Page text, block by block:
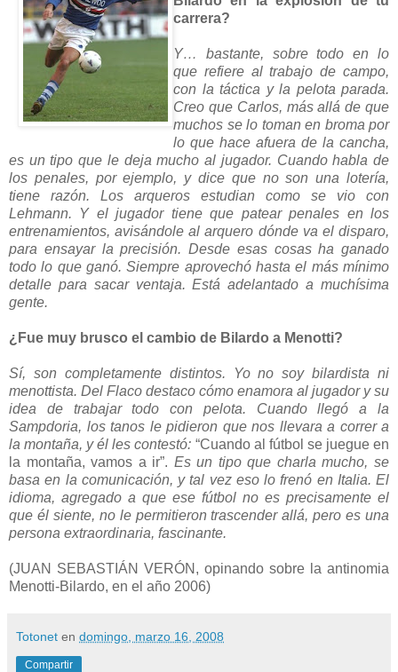
carrera?
Y… bastante, sobre todo en lo
que refiere al trabajo de campo,
con la táctica y la pelota parada.
Creo que Carlos, más allá de que
muchos se lo toman en broma por
lo que hace afuera de la cancha,
es un tipo que le deja mucho al jugador. Cuando habla de
los penales, por ejemplo, y dice que no son una lotería,
tiene razón. Los arqueros estudian como se vio con
Lehmann. Y el jugador tiene que patear penales en los
entrenamientos, avisándole al arquero dónde va el disparo,
para ensayar la precisión. Desde esas cosas ha ganado
todo lo que ganó. Siempre aprovechó hasta el más mínimo
detalle para sacar ventaja. Está adelantado a muchísima
gente.
¿Fue muy brusco el cambio de Bilardo a Menotti?
Sí, son completamente distintos. Yo no soy bilardista ni
menottista. Del Flaco destaco cómo enamora al jugador y su
idea de trabajar todo con pelota. Cuando llegó a la
Sampdoria, los tanos le pidieron que nos llevara a correr a
la montaña, y él les contestó: “Cuando al fútbol se juegue en
la montaña, vamos a ir”. Es un tipo que charla mucho, se
basa en la comunicación, y tal vez eso lo frenó en Italia. El
idioma, agregado a que ese fútbol no es precisamente el
que él siente, no le permitieron trascender allá, pero es una
persona extraordinaria, fascinante.
(JUAN SEBASTIÁN VERÓN, opinando sobre la antinomia
Menotti-Bilardo, en el año 2006)
Totonet en domingo, marzo 16, 2008
Compartir